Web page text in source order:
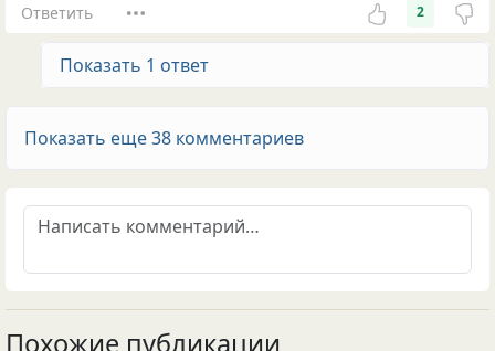
Ответить 2
Показать 1 ответ
Показать еще 38 комментариев
Похожие публикации